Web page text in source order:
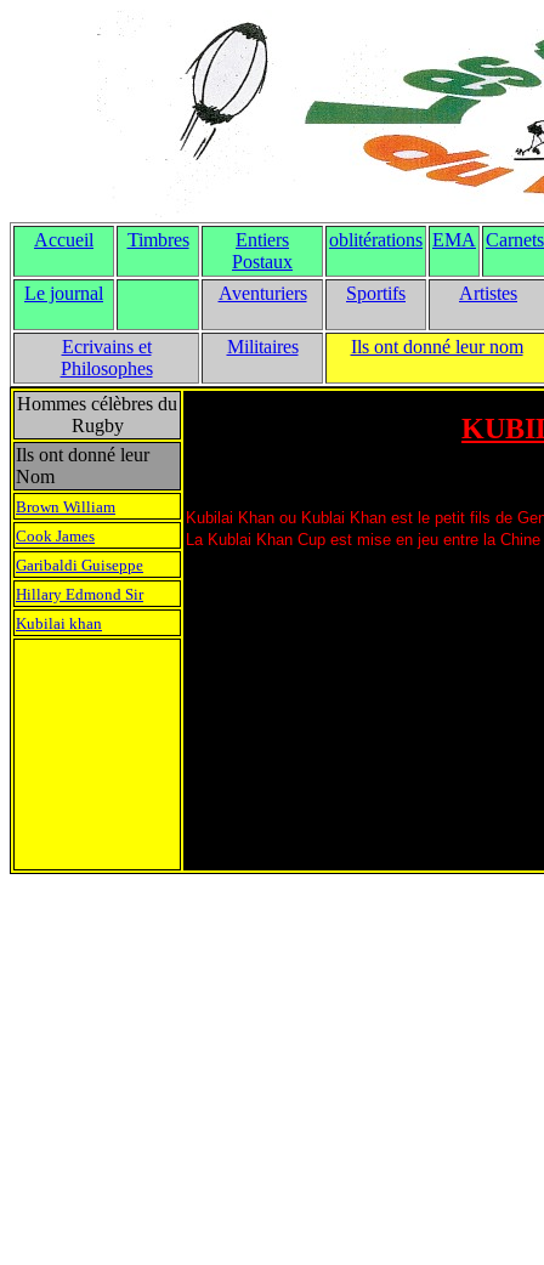
Accueil Timbres
Entiers
Postaux
oblitérations EMA Carnets
Le journal Aventuriers Sportifs Artistes
Ecrivains et
Philosophes
Militaires Ils ont donné leur nom
Hommes célèbres du
Rugby
Kubilai Khan ou Kublai Khan est le petit fils de
La Kublai Khan Cup est mise en jeu entre la
Ils ont donné leur
Nom
Brown William
Cook James
Garibaldi Guiseppe
Hillary Edmond Sir
Kubilai khan